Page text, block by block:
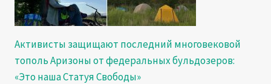
Активисты защищают последний многовековой
тополь Аризоны от федеральных бульдозеров:
«Это наша Статуя Свободы»